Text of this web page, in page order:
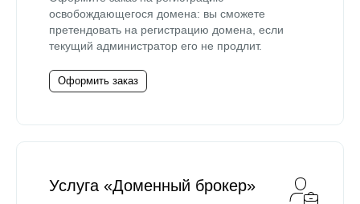
освобождающегося домена: вы сможете
претендовать на регистрацию домена, если
текущий администратор его не продлит.
Оформить заказ
Услуга «Доменный брокер»